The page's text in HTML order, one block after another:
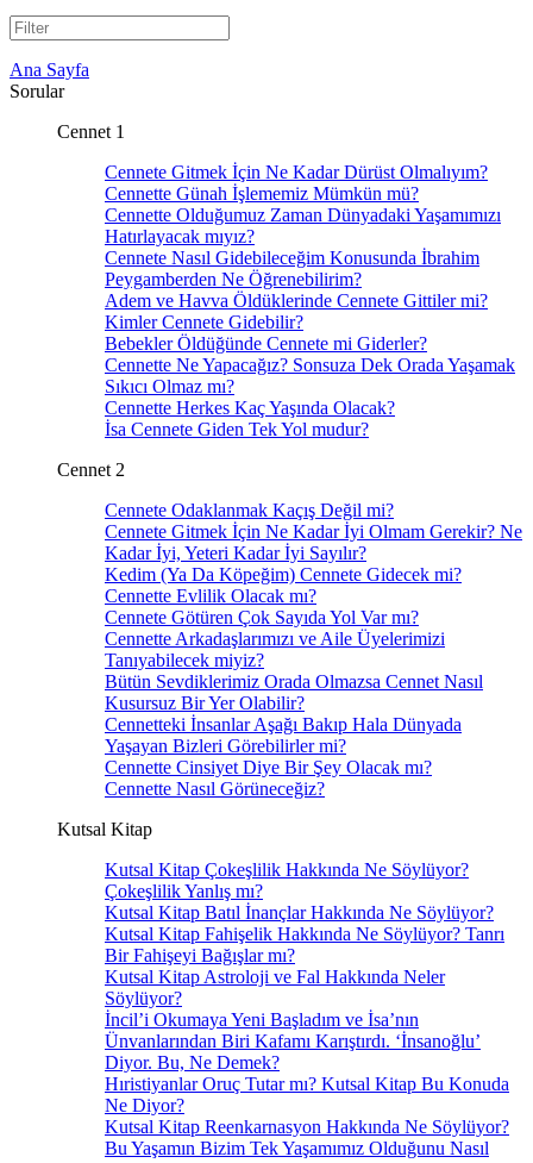
Ana Sayfa
Sorular
Cennet 1
Cennete Gitmek İçin Ne Kadar Dürüst Olmalıyım?
Cennette Günah İşlememiz Mümkün mü?
Cennette Olduğumuz Zaman Dünyadaki Yaşamımızı
Hatırlayacak mıyız?
Cennete Nasıl Gidebileceğim Konusunda İbrahim
Peygamberden Ne Öğrenebilirim?
Adem ve Havva Öldüklerinde Cennete Gittiler mi?
Kimler Cennete Gidebilir?
Bebekler Öldüğünde Cennete mi Giderler?
Cennette Ne Yapacağız? Sonsuza Dek Orada Yaşamak
Sıkıcı Olmaz mı?
Cennette Herkes Kaç Yaşında Olacak?
İsa Cennete Giden Tek Yol mudur?
Cennet 2
Cennete Odaklanmak Kaçış Değil mi?
Cennete Gitmek İçin Ne Kadar İyi Olmam Gerekir? Ne
Kadar İyi, Yeteri Kadar İyi Sayılır?
Kedim (Ya Da Köpeğim) Cennete Gidecek mi?
Cennette Evlilik Olacak mı?
Cennete Götüren Çok Sayıda Yol Var mı?
Cennette Arkadaşlarımızı ve Aile Üyelerimizi
Tanıyabilecek miyiz?
Bütün Sevdiklerimiz Orada Olmazsa Cennet Nasıl
Kusursuz Bir Yer Olabilir?
Cennetteki İnsanlar Aşağı Bakıp Hala Dünyada
Yaşayan Bizleri Görebilirler mi?
Cennette Cinsiyet Diye Bir Şey Olacak mı?
Cennette Nasıl Görüneceğiz?
Kutsal Kitap
Kutsal Kitap Çokeşlilik Hakkında Ne Söylüyor?
Çokeşlilik Yanlış mı?
Kutsal Kitap Batıl İnançlar Hakkında Ne Söylüyor?
Kutsal Kitap Fahişelik Hakkında Ne Söylüyor? Tanrı
Bir Fahişeyi Bağışlar mı?
Kutsal Kitap Astroloji ve Fal Hakkında Neler
Söylüyor?
İncil’i Okumaya Yeni Başladım ve İsa’nın
Ünvanlarından Biri Kafamı Karıştırdı. ‘İnsanoğlu’
Diyor. Bu, Ne Demek?
Hıristiyanlar Oruç Tutar mı? Kutsal Kitap Bu Konuda
Ne Diyor?
Kutsal Kitap Reenkarnasyon Hakkında Ne Söylüyor?
Bu Yaşamın Bizim Tek Yaşamımız Olduğunu Nasıl